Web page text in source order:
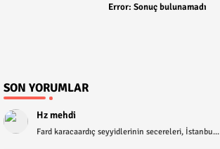
Error: Sonuç bulunamadı
SON YORUMLAR
Hz mehdi
Fard karacaardıç seyyidlerinin secereleri, İstanbu...